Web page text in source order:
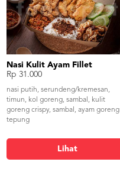
Nasi Kulit Ayam Fillet
Rp 31.000
nasi putih, serundeng/kremesan,
timun, kol goreng, sambal, kulit
goreng crispy, sambal, ayam goreng
tepung
Lihat